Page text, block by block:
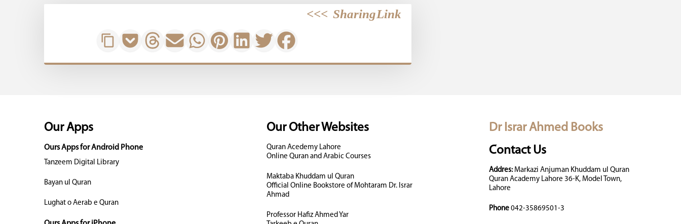
Sharing Link
>>>
Dr Israr Ahmed Books
Contact Us
Addres:Markazi Anjuman Khuddam ul Quran
Quran Academy Lahore 36-K, Model Town,
Lahore
Phone 042-35869501-3
Our Other Websites
Quran Acedemy Lahore
Online Quran and Arabic Courses
Maktaba Khuddam ul Quran
Official Online Bookstore of Mohtaram Dr. Israr
Ahmad
Professor Hafiz Ahmed Yar
Our Apps
Ours Apps for Android Phone
Tanzeem Digital Library
Bayan ul Quran
Lughat o Aerab e Quran